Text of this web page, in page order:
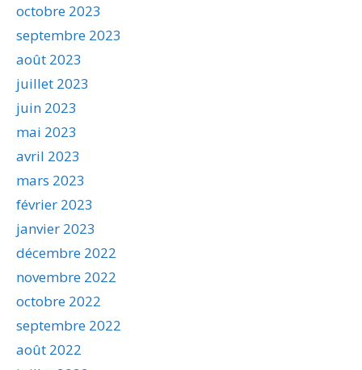
octobre 2023
septembre 2023
août 2023
juillet 2023
juin 2023
mai 2023
avril 2023
mars 2023
février 2023
janvier 2023
décembre 2022
novembre 2022
octobre 2022
septembre 2022
août 2022